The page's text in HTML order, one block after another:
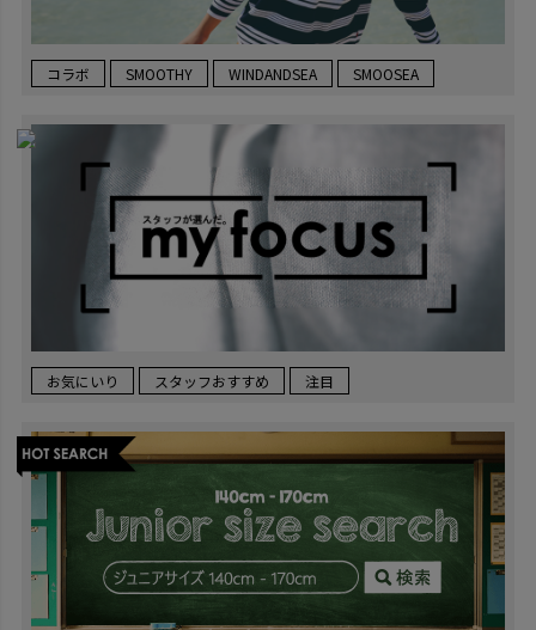
コラボ SMOOTHY WINDANDSEA SMOOSEA
お気にいり スタッフおすすめ 注目